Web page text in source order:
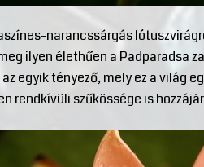
narancssárgás
ilyen élethűen a Padparadsa
egyik tényező, mely ez a világ
rendkívüli szűkössége is